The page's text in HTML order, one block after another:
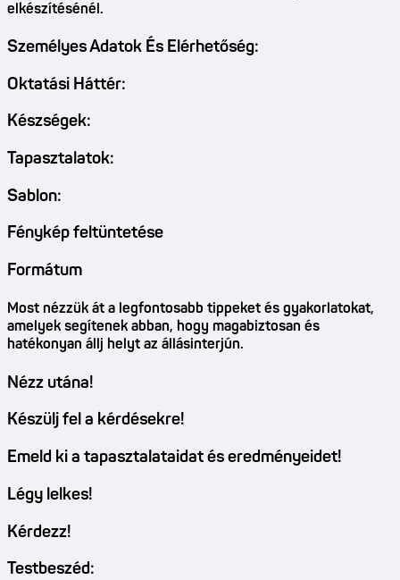
elkészítésénél.
Személyes Adatok És Elérhetőség:
Oktatási Háttér:
Készségek:
Tapasztalatok:
Sablon:
Fénykép feltüntetése
Formátum
Most nézzük át a legfontosabb tippeket és gyakorlatokat,
amelyek segítenek abban, hogy magabiztosan és
hatékonyan állj helyt az állásinterjún.
Nézz utána!
Készülj fel a kérdésekre!
Emeld ki a tapasztalataidat és eredményeidet!
Légy lelkes!
Kérdezz!
Testbeszéd: